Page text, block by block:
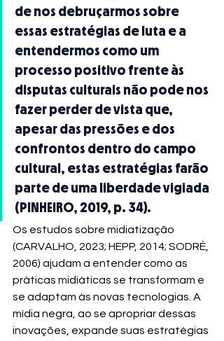
de nos debruçarmos sobre
essas estratégias de luta e a
entendermos como um
processo positivo frente às
disputas culturais não pode nos
fazer perder de vista que,
apesar das pressões e dos
confrontos dentro do campo
cultural, estas estratégias farão
parte de uma liberdade vigiada
(PINHEIRO, 2019, p. 34).
Os estudos sobre midiatização
(CARVALHO, 2023; HEPP, 2014; SODRÉ,
2006) ajudam a entender como as
práticas midiáticas se transformam e
se adaptam às novas tecnologias. A
mídia negra, ao se apropriar dessas
inovações, expande suas estratégias